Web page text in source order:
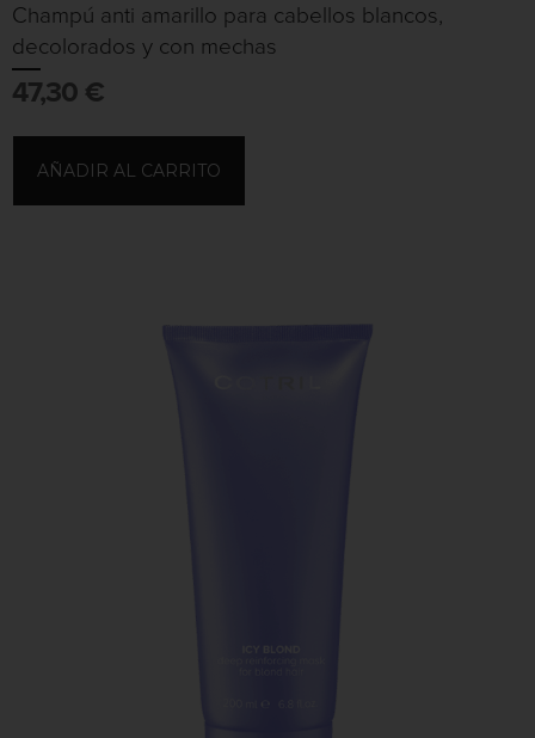
Champú anti amarillo para cabellos blancos,
decolorados y con mechas
47,30 €
AÑADIR AL CARRITO